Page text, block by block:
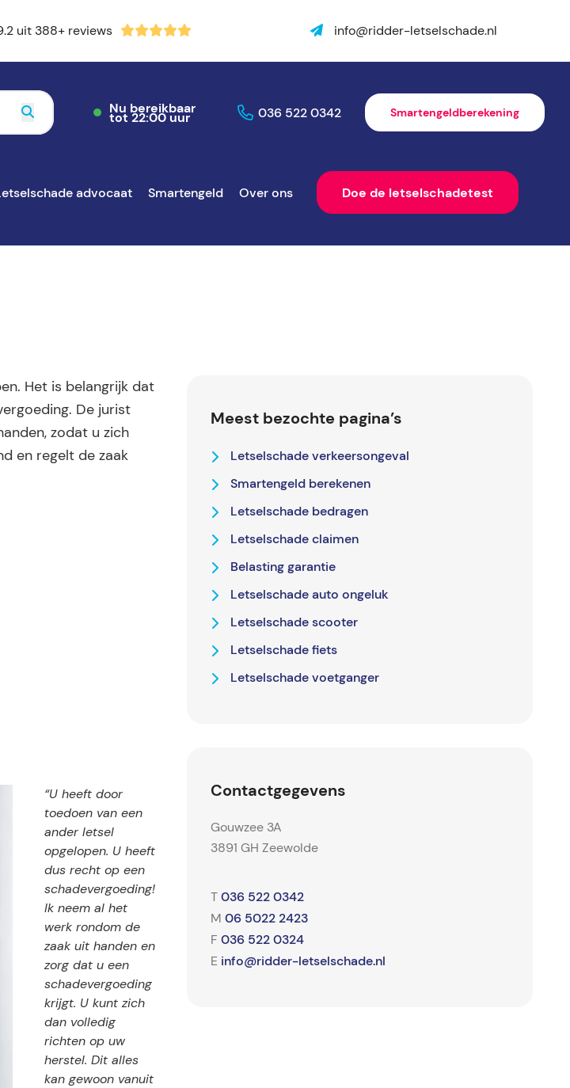
uit 388+ reviews info@ridder-letselschade.nl
Nu bereikbaar
tot 22:00 uur 036 522 0342 Smartengeldberekening
advocaat Smartengeld Over ons Doe de letselschadetest
Het is belangrijk dat
De jurist
zodat u zich
en regelt de zaak
“U heeft door
toedoen van een
ander letsel
opgelopen. U heeft
dus recht op een
schadevergoeding!
Ik neem al het
werk rondom de
zaak uit handen en
zorg dat u een
schadevergoeding
krijgt. U kunt zich
dan volledig
richten op uw
herstel. Dit alles
kan gewoon vanuit
Meest bezochte pagina’s
Letselschade verkeersongeval
Smartengeld berekenen
Letselschade bedragen
Letselschade claimen
Belasting garantie
Letselschade auto ongeluk
Letselschade scooter
Letselschade fiets
Letselschade voetganger
Contactgegevens
Gouwzee 3A
3891 GH Zeewolde
T 036 522 0342
M 06 5022 2423
F 036 522 0324
E info@ridder-letselschade.nl